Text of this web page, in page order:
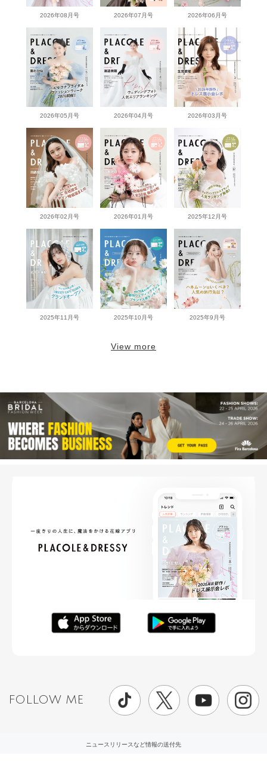
2026年08月号 2026年07月号 2026年06月号
2026年05月号 2026年04月号 2026年03月号
2026年02月号 2026年01月号 2025年12月号
2025年11月号 2025年10月号 2025年9月号
View more
FOLLOW ME
ニュースリリースなど情報の送付先